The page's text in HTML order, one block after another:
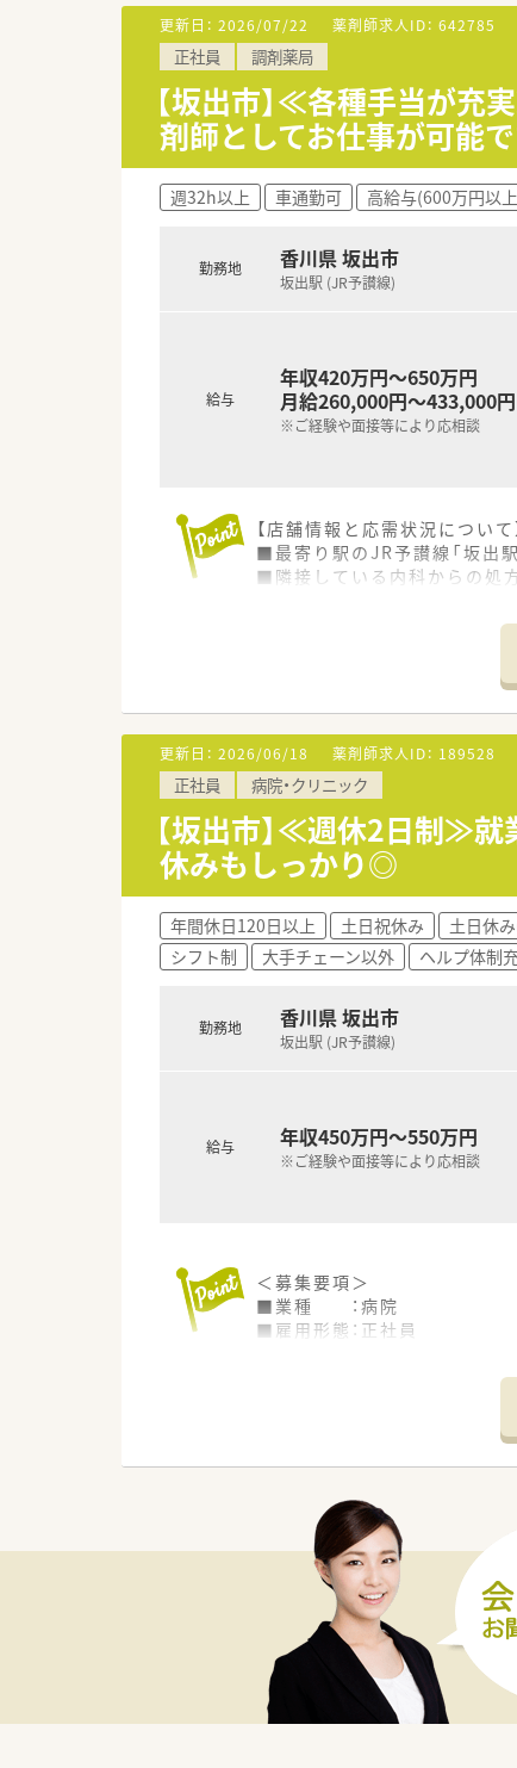
【募集背景と求める人物像につ
■さらなるサービス向上のた
■店舗ごとに独立採算制を導
■患者様とのコミュニケーシ
【法人特徴について】
■1990年に日本初の医療モー
■創業以来45期連続で増収増
■ヘルシー＆ビューティー事
【求人情報について】
■ご経験や前職の給与を考慮
■昇給率は年4.4パーセント
■全国転勤の可否など個人の
更新日： 2026/07/22 薬剤師求人ID： 642785
正社員 調剤薬局
【坂出市】≪各種手当が
剤師としてお仕事が可能
週32h以上 車通勤可 高給与(600万円以
勤務地 香川県 坂出市
坂出駅 (JR予讃線)
給与
年収420万円～650万円
月給260,000円～433,000円
※ご経験や面接等により応相談
【店舗情報と応需状況について
■最寄り駅のJR予讃線「坂出
■隣接している内科からの処
■月の平均残業時間は7時間
■有給休暇は入社時に3日、
■育児短時間勤務は小学校3
【職場環境と雰囲気】
■ドクターとの関係性も良好
■各店舗に医療安全の専門家
■電子薬歴や自動分包機など
【こんな取り組みをしています】
■業界初のMI研修を導入し、
■個々のレベルに合わせたオ
■全店舗に医療安全の専門家
更新日： 2026/06/18 薬剤師求人ID： 189528
正社員 病院・クリニック
【坂出市】≪週休2日制≫
休みもしっかり◎
年間休日120日以上 土日祝休み 土日休
シフト制
大手チェーン以外 ヘルプ体制
勤務地 香川県 坂出市
坂出駅 (JR予讃線)
給与 年収450万円～550万円
※ご経験や面接等により応相談
＜募集要項＞
■業種 ：病院
■雇用形態：正社員
■資格 ：薬剤師免許をお持
※休憩60分、週実働勤務時
（週休2日制）
※交代制勤務あり（土・日・祝
■休日 ：土・日・祝
＜こんな病院です＞
■JR坂出駅より徒歩約10分
■機能評価機構認定病院、ISO
■院内託児所完備。総合科目
■電子薬歴・分包機・監査シス
■薬学生の長期実務実習受け